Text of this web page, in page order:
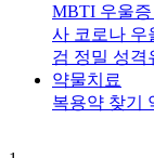
MBTI 우울
사 코로나 우
검 정밀 성격
약물치료
복용약 찾기